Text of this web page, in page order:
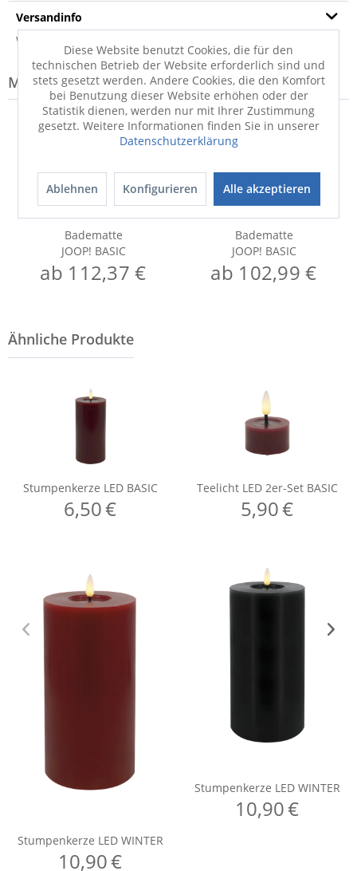
Versandinfo
Weitere Informationen zum Versand...
Modell-Familie: BASIC
Badematte
JOOP! BASIC
ab 112,37 €
Badematte
JOOP! BASIC
ab 102,99 €
Diese Website benutzt Cookies, die für den
technischen Betrieb der Website erforderlich sind und
stets gesetzt werden. Andere Cookies, die den Komfort
bei Benutzung dieser Website erhöhen oder der
Statistik dienen, werden nur mit Ihrer Zustimmung
gesetzt. Weitere Informationen finden Sie in unserer
Datenschutzerklärung
Ablehnen Konfigurieren Alle akzeptieren